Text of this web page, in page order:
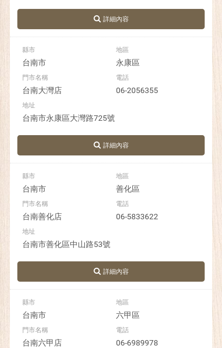
台南市 永康區
台南大灣店 06-2056355
台南市永康區大灣路725號
台南市 善化區
台南善化店 06-5833622
台南市善化區中山路53號
台南市 六甲區
台南六甲店 06-6989978